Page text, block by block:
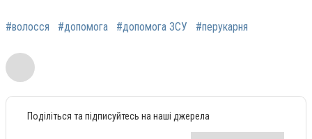
#волосся #допомога #допомога ЗСУ #перукарня
Поділіться та підписуйтесь на наші джерела